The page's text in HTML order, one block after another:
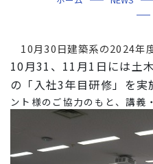
技術・ソリューション
海外事業
NISEKO PROJECTS
10月30日建築系の2024年
10月31、11月1日には土
の 「入社3年目研修」を
ント様のご協力のもと、講義